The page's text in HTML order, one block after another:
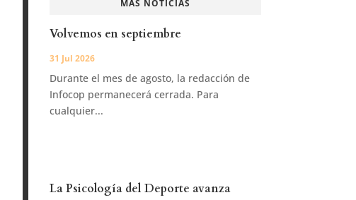
MÁS NOTICIAS
Volvemos en septiembre
31 Jul 2026
Durante el mes de agosto, la redacción de
Infocop permanecerá cerrada. Para
cualquier...
La Psicología del Deporte avanza